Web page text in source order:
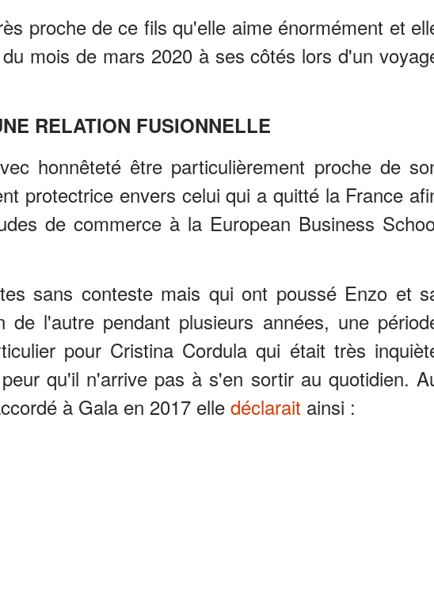
proche de ce fils qu'elle aime énormément et
mois de mars 2020 à ses côtés lors d'un
RELATION FUSIONNELLE
honnêteté être particulièrement proche de
protectrice envers celui qui a quitté la France
de commerce à la European Business
sans conteste mais qui ont poussé Enzo et
l'autre pendant plusieurs années, une
pour Cristina Cordula qui était très
qu'il n'arrive pas à s'en sortir au quotidien.
à Gala en 2017 elle déclarait ainsi :